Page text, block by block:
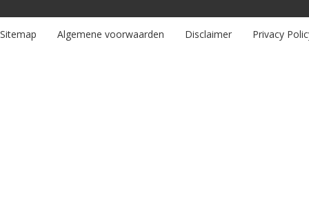
Sitemap Algemene voorwaarden Disclaimer Privacy